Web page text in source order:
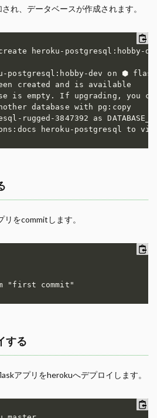
れ、データベースが作成されます。
heroku-postgresql:hobby-
postgresql:hobby-dev on ⬢
created and is available
is empty. If upgrading, you
database with pg:copy
rugged-3847392 as
heroku-postgresql to
をcommitします。
"first commit"
する
アプリをherokuへデプロイします。